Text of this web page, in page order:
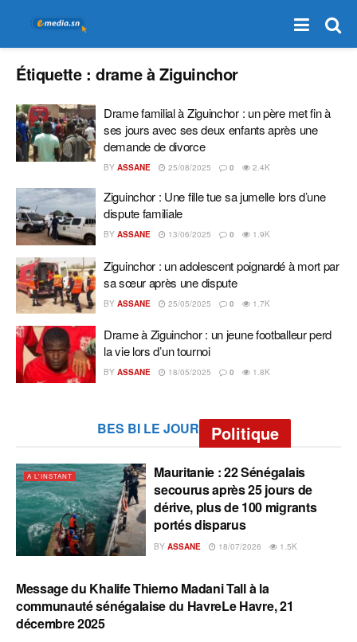
Étiquette :drame à Ziguinchor
Drame familial à Ziguinchor : un père met fin à
ses jours avec ses deux enfants après une
demande de divorce
BY ASSANE 25/08/2025 0 2.4K
Ziguinchor : Une fille tue sa jumelle lors d’une
dispute familiale
BY ASSANE 13/06/2025 0 1.9K
Ziguinchor : un adolescent poignardé à mort par
sa sœur après une dispute
BY ASSANE 25/05/2025 0 1.7K
Drame à Ziguinchor : un jeune footballeur perd
la vie lors d’un tournoi
BY ASSANE 18/05/2025 0 1.8K
BES BI LE JOUR Politique
A L'INSTANT
Mauritanie : 22 Sénégalais
secourus après 25 jours de
dérive, plus de 100 migrants
portés disparus
BY ASSANE 18/07/2026 1.5K
A L'INSTANT
Message du Khalife Thierno Madani Tall à la
communauté sénégalaise du HavreLe Havre, 21
décembre 2025